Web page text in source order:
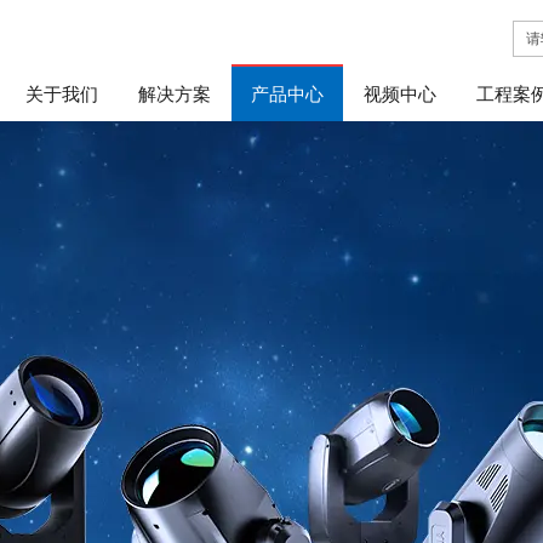
关于我们 解决方案 产品中心 视频中心 工程案